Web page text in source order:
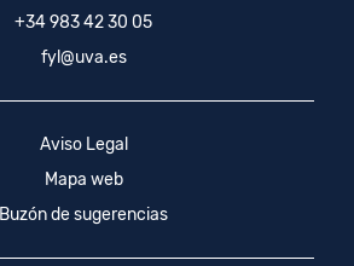
+34 983 42 30 05
fyl@uva.es
Aviso Legal
Mapa web
Buzón de sugerencias